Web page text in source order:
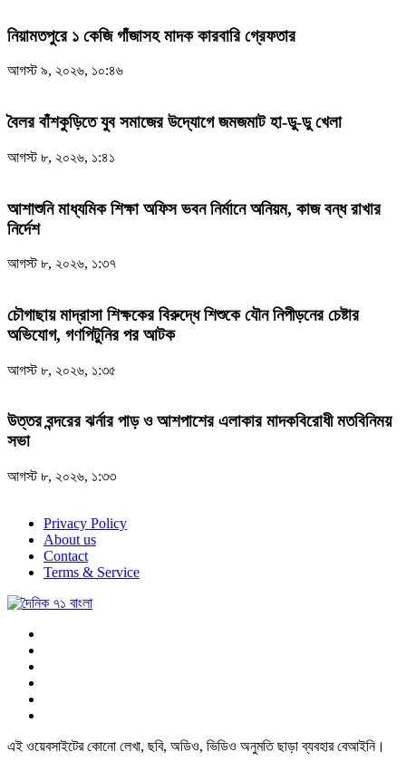
নিয়ামতপুরে ১ কেজি গাঁজাসহ মাদক কারবারি গ্রেফতার
আগস্ট ৯, ২০২৬, ১০:৪৬
বৈলর বাঁশকুড়িতে যুব সমাজের উদ্যোগে জমজমাট হা-ডু-ডু খেলা
আগস্ট ৮, ২০২৬, ১:৪১
আশাশুনি মাধ্যমিক শিক্ষা অফিস ভবন নির্মানে অনিয়ম, কাজ বন্ধ রাখার
নির্দেশ
আগস্ট ৮, ২০২৬, ১:৩৭
চৌগাছায় মাদ্রাসা শিক্ষকের বিরুদ্ধে শিশুকে যৌন নিপীড়নের চেষ্টার
অভিযোগ, গণপিটুনির পর আটক
আগস্ট ৮, ২০২৬, ১:৩৫
উত্তর বন্দরের ঝর্নার পাড় ও আশপাশের এলাকার মাদকবিরোধী মতবিনিময়
সভা
আগস্ট ৮, ২০২৬, ১:৩৩
Privacy Policy
About us
Contact
Terms & Service
এই ওয়েবসাইটের কোনো লেখা, ছবি, অডিও, ভিডিও অনুমতি ছাড়া ব্যবহার বেআইনি।